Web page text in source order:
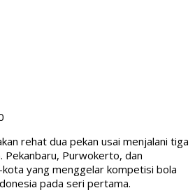
rehat dua pekan usai menjalani tiga
Purwokerto, dan
yang menggelar kompetisi bola
pada seri pertama.